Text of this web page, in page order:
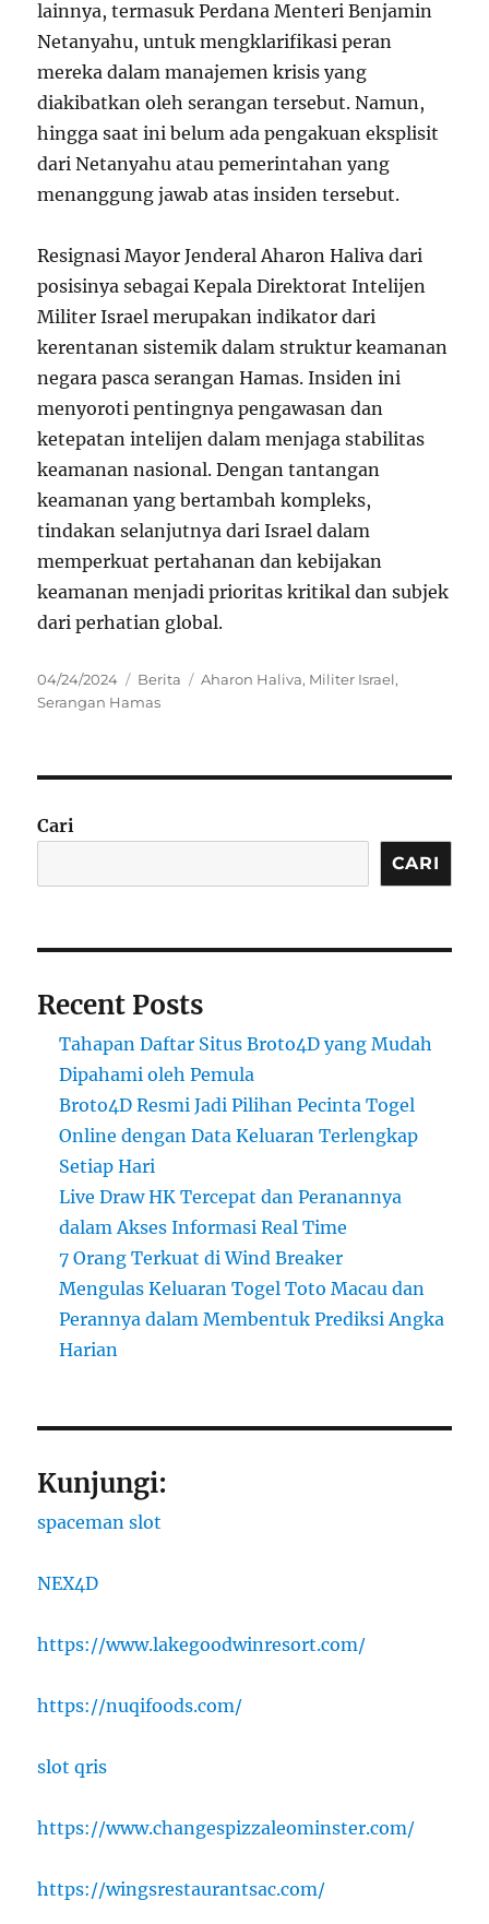
lainnya, termasuk Perdana Menteri Benjamin
Netanyahu, untuk mengklarifikasi peran
mereka dalam manajemen krisis yang
diakibatkan oleh serangan tersebut. Namun,
hingga saat ini belum ada pengakuan eksplisit
dari Netanyahu atau pemerintahan yang
menanggung jawab atas insiden tersebut.
Resignasi Mayor Jenderal Aharon Haliva dari
posisinya sebagai Kepala Direktorat Intelijen
Militer Israel merupakan indikator dari
kerentanan sistemik dalam struktur keamanan
negara pasca serangan Hamas. Insiden ini
menyoroti pentingnya pengawasan dan
ketepatan intelijen dalam menjaga stabilitas
keamanan nasional. Dengan tantangan
keamanan yang bertambah kompleks,
tindakan selanjutnya dari Israel dalam
memperkuat pertahanan dan kebijakan
keamanan menjadi prioritas kritikal dan subjek
dari perhatian global.
Posted
on
04/24/2024 Categories
Berita Tags
Aharon Haliva, Militer Israel,
Serangan Hamas
Cari
CARI
Recent Posts
Tahapan Daftar Situs Broto4D yang Mudah
Dipahami oleh Pemula
Broto4D Resmi Jadi Pilihan Pecinta Togel
Online dengan Data Keluaran Terlengkap
Setiap Hari
Live Draw HK Tercepat dan Peranannya
dalam Akses Informasi Real Time
7 Orang Terkuat di Wind Breaker
Mengulas Keluaran Togel Toto Macau dan
Perannya dalam Membentuk Prediksi Angka
Harian
Kunjungi:
spaceman slot
NEX4D
https://www.lakegoodwinresort.com/
https://nuqifoods.com/
slot qris
https://www.changespizzaleominster.com/
https://wingsrestaurantsac.com/